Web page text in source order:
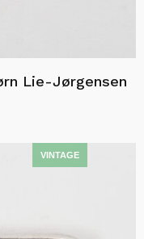
Lie-Jørgensen